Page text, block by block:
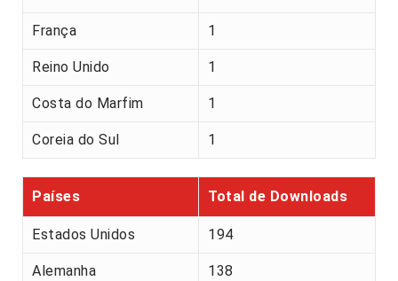
França 1
Reino Unido 1
Costa do Marfim 1
Coreia do Sul 1
Países Total de Downloads
Estados Unidos 194
Alemanha 138